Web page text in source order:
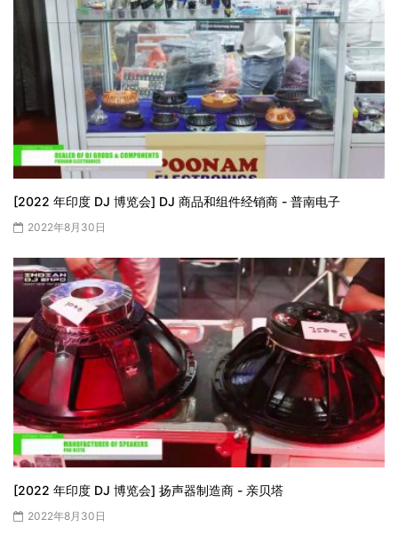
[2022 年印度 DJ 博览会] DJ 商品和组件经销商 - 普南电子
2022年8月30日
[2022 年印度 DJ 博览会] 扬声器制造商 - 亲贝塔
2022年8月30日